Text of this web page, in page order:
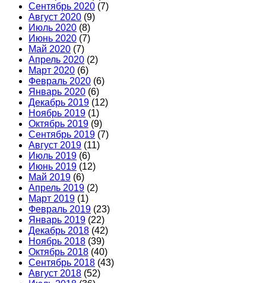
Сентябрь 2020 (7)
Август 2020 (9)
Июль 2020 (8)
Июнь 2020 (7)
Май 2020 (7)
Апрель 2020 (2)
Март 2020 (6)
Февраль 2020 (6)
Январь 2020 (6)
Декабрь 2019 (12)
Ноябрь 2019 (1)
Октябрь 2019 (9)
Сентябрь 2019 (7)
Август 2019 (11)
Июль 2019 (6)
Июнь 2019 (12)
Май 2019 (6)
Апрель 2019 (2)
Март 2019 (1)
Февраль 2019 (23)
Январь 2019 (22)
Декабрь 2018 (42)
Ноябрь 2018 (39)
Октябрь 2018 (40)
Сентябрь 2018 (43)
Август 2018 (52)